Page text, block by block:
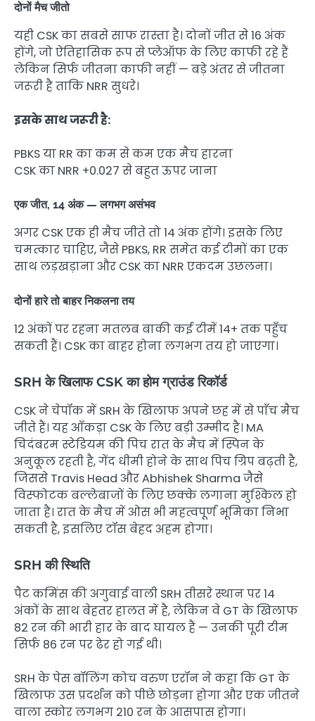
दोनों मैच जीतो
यही CSK का सबसे साफ रास्ता है। दोनों जीत से 16 अंक
होंगे, जो ऐतिहासिक रूप से प्लेऑफ के लिए काफी रहे हैं
लेकिन सिर्फ जीतना काफी नहीं — बड़े अंतर से जीतना
जरूरी है ताकि NRR सुधरे।
इसके साथ जरूरी है:
PBKS या RR का कम से कम एक मैच हारना
CSK का NRR +0.027 से बहुत ऊपर जाना
एक जीत, 14 अंक — लगभग असंभव
अगर CSK एक ही मैच जीते तो 14 अंक होंगे। इसके लिए
चमत्कार चाहिए, जैसे PBKS, RR समेत कई टीमों का एक
साथ लड़खड़ाना और CSK का NRR एकदम उछलना।
दोनों हारे तो बाहर निकलना तय
12 अंकों पर रहना मतलब बाकी कई टीमें 14+ तक पहुँच
सकती हैं। CSK का बाहर होना लगभग तय हो जाएगा।
SRH के खिलाफ CSK का होम ग्राउंड रिकॉर्ड
CSK ने चेपॉक में SRH के खिलाफ अपने छह में से पाँच मैच
जीते हैं। यह आँकड़ा CSK के लिए बड़ी उम्मीद है। MA
चिदंबरम स्टेडियम की पिच रात के मैच में स्पिन के
अनुकूल रहती है, गेंद धीमी होने के साथ पिच ग्रिप बढ़ती है,
जिससे Travis Head और Abhishek Sharma जैसे
विस्फोटक बल्लेबाजों के लिए छक्के लगाना मुश्किल हो
जाता है। रात के मैच में ओस भी महत्वपूर्ण भूमिका निभा
सकती है, इसलिए टॉस बेहद अहम होगा।
SRH की स्थिति
पैट कमिंस की अगुवाई वाली SRH तीसरे स्थान पर 14
अंकों के साथ बेहतर हालत में है, लेकिन वे GT के खिलाफ
82 रन की भारी हार के बाद घायल हैं — उनकी पूरी टीम
सिर्फ 86 रन पर ढेर हो गई थी।
SRH के पेस बॉलिंग कोच वरुण एरॉन ने कहा कि GT के
खिलाफ उस प्रदर्शन को पीछे छोड़ना होगा और एक जीतने
वाला स्कोर लगभग 210 रन के आसपास होगा।